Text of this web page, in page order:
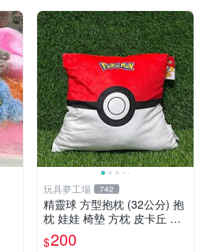
玩具夢工場 742
精靈球 方型抱枕 (32公分) 抱
枕 娃娃 椅墊 方枕 皮卡丘 神
奇寶貝 寶可夢
$200